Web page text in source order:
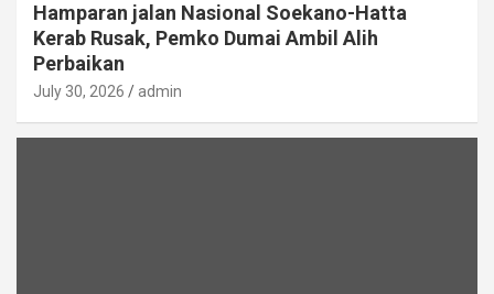
Hamparan jalan Nasional Soekano-Hatta
Kerab Rusak, Pemko Dumai Ambil Alih
Perbaikan
July 30, 2026 admin